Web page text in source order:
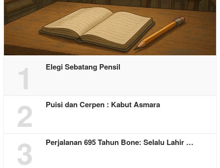
1 Elegi Sebatang Pensil
2 Puisi dan Cerpen : Kabut Asmara
3 Perjalanan 695 Tahun Bone: Selalu Lahir …